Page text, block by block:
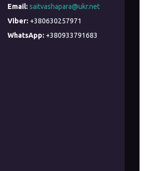
saitvashapara@ukr.net
+380630257971
+380933791683